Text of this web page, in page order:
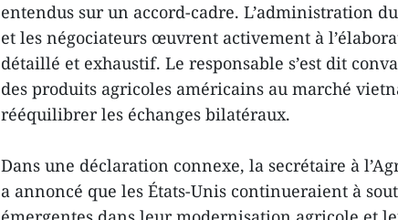
entendus sur un accord-cadre. L’administration
et les négociateurs œuvrent activement à
détaillé et exhaustif. Le responsable s’est dit
des produits agricoles américains au marché
rééquilibrer les échanges bilatéraux.
Dans une déclaration connexe, la secrétaire à
a annoncé que les États-Unis continueraient à